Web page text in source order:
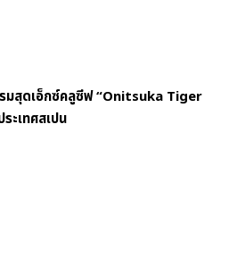
สุดเอ็กซ์คลูซีฟ “Onitsuka Tiger
ะเทศสเปน